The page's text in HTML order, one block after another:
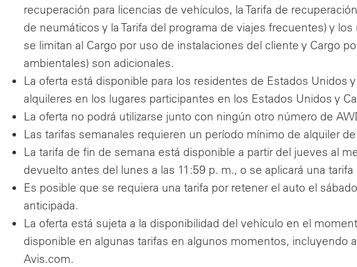
recuperación para licencias de vehículos, la Tarifa de
de neumáticos y la Tarifa del programa de viajes frecuentes) y
se limitan al Cargo por uso de instalaciones del cliente y Cargo
ambientales) son adicionales.
La oferta está disponible para los residentes de Estados Unidos
alquileres en los lugares participantes en los Estados Unidos y
La oferta no podrá utilizarse junto con ningún otro número de
Las tarifas semanales requieren un período mínimo de alquiler
La tarifa de fin de semana está disponible a partir del jueves al
devuelto antes del lunes a las 11:59 p. m., o se aplicará una tarifa
Es posible que se requiera una tarifa por retener el auto el
anticipada.
La oferta está sujeta a la disponibilidad del vehículo en el
disponible en algunas tarifas en algunos momentos, incluyendo
Avis.com.